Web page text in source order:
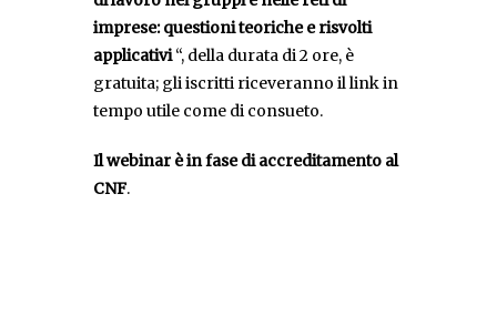
imprese: questioni teoriche e risvolti
applicativi“, della durata di 2 ore, è
gratuita; gli iscritti riceveranno il link in
tempo utile come di consueto.
Il webinar è in fase di accreditamento al
CNF.